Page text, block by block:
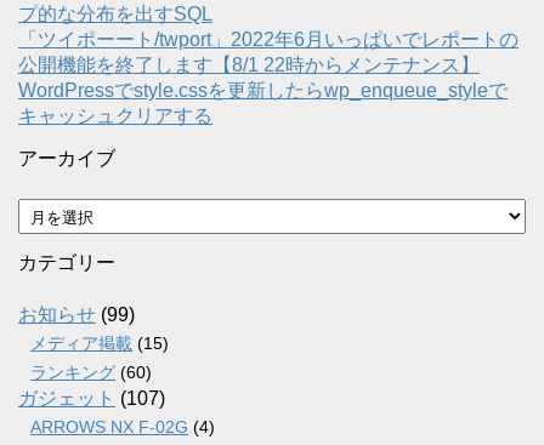
プ的な分布を出すSQL
「ツイポーート/twport」2022年6月いっぱいでレポートの
公開機能を終了します【8/1 22時からメンテナンス】
WordPressでstyle.cssを更新したらwp_enqueue_styleで
キャッシュクリアする
アーカイブ
ア
ー
カ
ブ
カテゴリー
お知らせ (99)
メディア掲載 (15)
ランキング (60)
ガジェット (107)
ARROWS NX F-02G (4)